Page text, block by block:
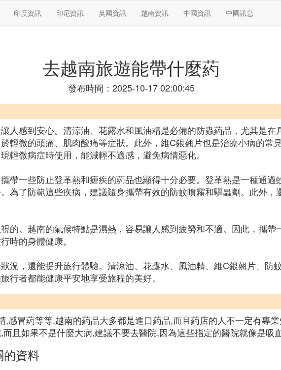
印度資訊 印尼資訊 英國資訊 越南資訊 中國資訊 中國訊息
去越南旅遊能帶什麼葯
發布時間：2025-10-17 02:00:45
人感到安心。清涼油、花露水和風油精是必備的防蟲葯品，尤其是
輕微的頭痛、肌肉酸痛等症狀。此外，維C銀翹片也是治療小病的常
輕微病症時使用，能減輕不適感，避免病情惡化。
帶一些防止登革熱和瘧疾的葯品也顯得十分必要。登革熱是一種通
為了防範這些疾病，建議隨身攜帶有效的防蚊噴霧和驅蟲劑。此外，
的。越南的氣候特點是濕熱，容易讓人感到疲勞和不適。因此，攜
時的身體健康。
況，還能提升旅行體驗。清涼油、花露水、風油精、維C銀翹片、防
行者都能健康平安地享受旅程的美好。
,感冒葯等等.越南的葯品大多都是進口葯品,而且葯店的人不一定有專
且如果不是什麼大病,建議不要去醫院,因為這些指定的醫院就像是吸
資料